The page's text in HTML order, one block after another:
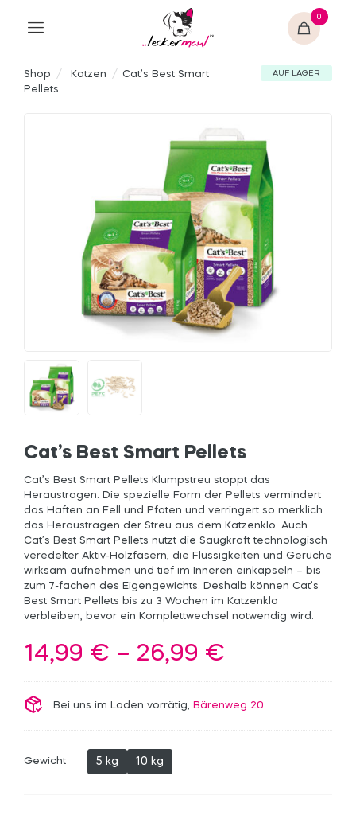
0
Shop / Katzen / Cat’s Best Smart
Pellets
AUF LAGER
Cat’s Best Smart Pellets
Cat’s Best Smart Pellets Klumpstreu stoppt das
Heraustragen. Die spezielle Form der Pellets vermindert
das Haften an Fell und Pfoten und verringert so merklich
das Heraustragen der Streu aus dem Katzenklo. Auch
Cat’s Best Smart Pellets nutzt die Saugkraft technologisch
veredelter Aktiv-Holzfasern, die Flüssigkeiten und Gerüche
wirksam aufnehmen und tief im Inneren einkapseln – bis
zum 7-fachen des Eigengewichts. Deshalb können Cat’s
Best Smart Pellets bis zu 3 Wochen im Katzenklo
verbleiben, bevor ein Komplettwechsel notwendig wird.
14,99 € – 26,99 €
bis
Bei uns im Laden vorrätig, Bärenweg 20
Gewicht 5 kg 10 kg